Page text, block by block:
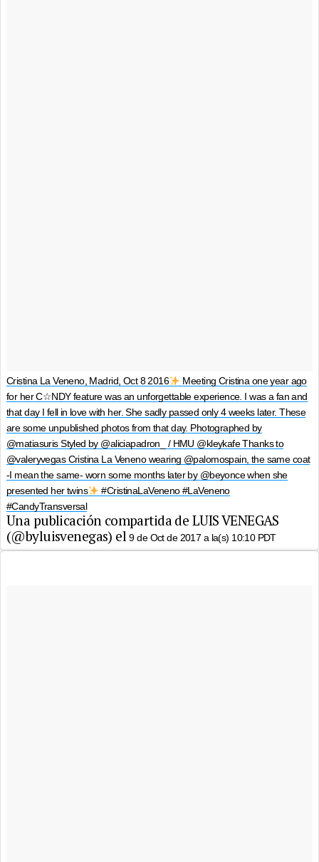
Cristina La Veneno, Madrid, Oct 8 2016
Meeting Cristina one year ago
for her C☆NDY feature was an unforgettable experience. I was a fan and
that day I fell in love with her. She sadly passed only 4 weeks later. These
are some unpublished photos from that day. Photographed by
@matiasuris Styled by @aliciapadron_ / HMU @kleykafe Thanks to
@valeryvegas Cristina La Veneno wearing @palomospain, the same coat
-I mean the same- worn some months later by @beyonce when she
presented her twins
#CristinaLaVeneno #LaVeneno
#CandyTransversal
Una publicación compartida de LUIS VENEGAS
(@byluisvenegas) el9 de Oct de 2017 a la(s) 10:10 PDT